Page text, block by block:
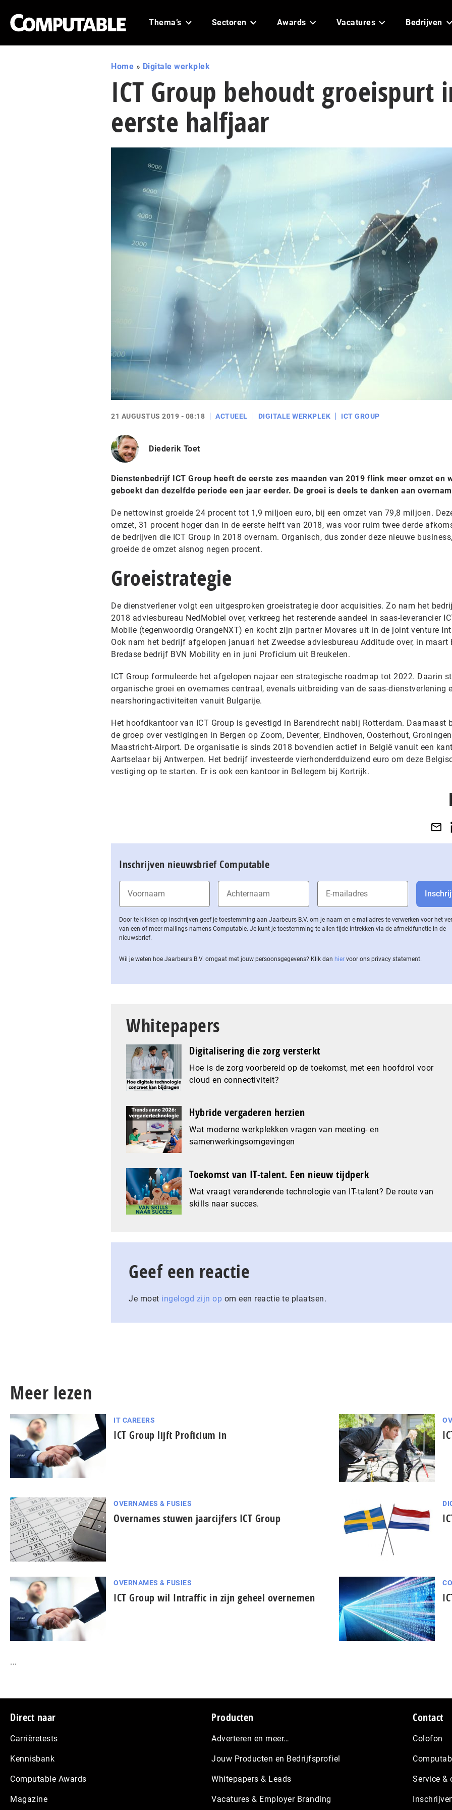
Thema’s Sectoren Awards Vacatures Bedrijven
Home » Digitale werkplek
ICT Group behoudt groeispurt
eerste halfjaar
21 AUGUSTUS 2019 - 08:18 ACTUEEL DIGITALE WERKPLEK ICT GROUP
Diederik Toet
Dienstenbedrijf ICT Group heeft de eerste zes maanden van 2019 flink meer omzet en
geboekt dan dezelfde periode een jaar eerder. De groei is deels te danken aan
De nettowinst groeide 24 procent tot 1,9 miljoen euro, bij een omzet van 79,8 miljoen.
omzet, 31 procent hoger dan in de eerste helft van 2018, was voor ruim twee derde
de bedrijven die ICT Group in 2018 overnam. Organisch, dus zonder deze nieuwe business,
groeide de omzet alsnog negen procent.
Groeistrategie
De dienstverlener volgt een uitgesproken groeistrategie door acquisities. Zo nam het
2018 adviesbureau NedMobiel over, verkreeg het resterende aandeel in saas-leverancier
Mobile (tegenwoordig OrangeNXT) en kocht zijn partner Movares uit in de joint venture
Ook nam het bedrijf afgelopen januari het Zweedse adviesbureau Additude over, in maart
Bredase bedrijf BVN Mobility en in juni Proficium uit Breukelen.
ICT Group formuleerde het afgelopen najaar een strategische roadmap tot 2022. Daarin
organische groei en overnames centraal, evenals uitbreiding van de saas-dienstverlening
nearshoringactiviteiten vanuit Bulgarije.
Het hoofdkantoor van ICT Group is gevestigd in Barendrecht nabij Rotterdam. Daarnaast
de groep over vestigingen in Bergen op Zoom, Deventer, Eindhoven, Oosterhout,
Maastricht-Airport. De organisatie is sinds 2018 bovendien actief in België vanuit een
Aartselaar bij Antwerpen. Het bedrijf investeerde vierhonderdduizend euro om deze
vestiging op te starten. Er is ook een kantoor in Bellegem bij Kortrijk.
Inschrijven nieuwsbrief Computable
Door te klikken op inschrijven geef je toestemming aan Jaarbeurs B.V. om je naam en e-mailadres te verwerken voor het
van een of meer mailings namens Computable. Je kunt je toestemming te allen tijde intrekken via de af­meld­func­tie in de
nieuwsbrief.
Wil je weten hoe Jaarbeurs B.V. omgaat met jouw per­soons­ge­ge­vens? Klik dan hier voor ons privacy statement.
Whitepapers
Digitalisering die zorg versterkt
Hoe is de zorg voorbereid op de toekomst, met een hoofdrol voor
cloud en connectiviteit?
Hybride vergaderen herzien
Wat moderne werkplekken vragen van meeting- en
samenwerkingsomgevingen
Toekomst van IT-talent. Een nieuw tijdperk
Wat vraagt veranderende technologie van IT-talent? De route van
skills naar succes.
Geef een reactie
Je moet ingelogd zijn op om een reactie te plaatsen.
Meer lezen
IT CAREERS
ICT Group lijft Proficium in
OVERNAMES & FUSIES
Overnames stuwen jaarcijfers ICT Group
OVERNAMES & FUSIES
ICT Group wil Intraffic in zijn geheel overnemen
...
Footer
Direct naar
Carrièretests
Kennisbank
Computable Awards
Magazine
Producten
Adverteren en meer…
Jouw Producten en Bedrijfsprofiel
Whitepapers & Leads
Vacatures & Employer Branding
Contact
Colofon
Service &